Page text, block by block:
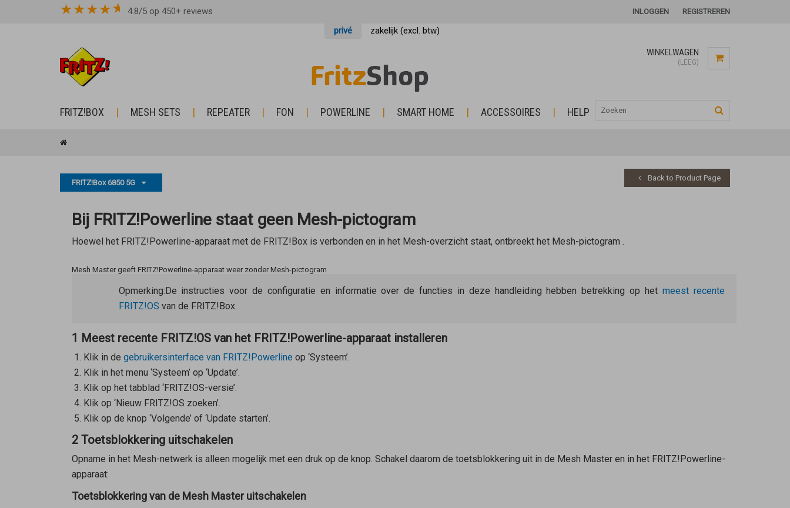
★★★★ 4.8/5 op 450+ reviews INLOGGEN REGISTREREN
privé zakelijk (excl. btw)
WINKELWAGEN
(LEEG)
FRITZ!BOX MESH SETS REPEATER FON POWERLINE SMART HOME ACCESSOIRES HELP
FRITZ!Box 6850 5G
Back to Product Page
Bij FRITZ!Powerline staat geen Mesh-pictogram
Hoewel het FRITZ!Powerline-apparaat met de FRITZ!Box is verbonden en in het Mesh-overzicht staat, ontbreekt het Mesh-pictogram
Mesh Master geeft FRITZ!Powerline-apparaat weer zonder Mesh-pictogram
Opmerking: De instructies voor de configuratie en informatie over de functies in deze handleiding hebben betrekking op het meest recente
FRITZ!OS van de FRITZ!Box.
1 Meest recente FRITZ!OS van het FRITZ!Powerline-apparaat installeren
Klik in de gebruikersinterface van FRITZ!Powerline op ‘Systeem’.
Klik in het menu ‘Systeem’ op ‘Update’.
Klik op het tabblad ‘FRITZ!OS-versie’.
Klik op ‘Nieuw FRITZ!OS zoeken’.
Klik op de knop ‘Volgende’ of ‘Update starten’.
2 Toetsblokkering uitschakelen
Opname in het Mesh-netwerk is alleen mogelijk met een druk op de knop. Schakel daarom de toetsblokkering uit in de Mesh Masteren in het FRITZ!Powerline-
apparaat:
Toetsblokkering van de Mesh Master uitschakelen